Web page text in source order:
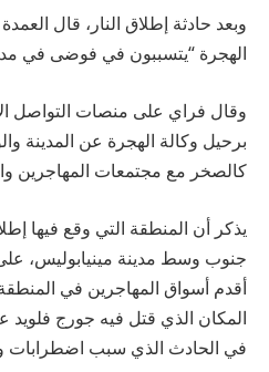
وبعد حادثة إطلاق النار، قال
الهجرة “يتسببون في فوضى في
وقال فراي على منصات التواصل
برحيل وكالة الهجرة عن المدينة
كالصخر مع مجتمعات المهاجرين
يذكر أن المنطقة التي وقع فيها
جنوب وسط مدينة مينيابوليس،
في الحادث الذي سبب اضطرابات